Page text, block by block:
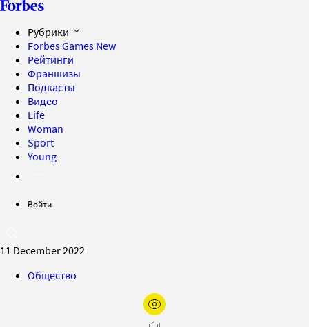
Рубрики
Forbes Games New
Рейтинги
Франшизы
Подкасты
Видео
Life
Woman
Sport
Young
Войти
11 December 2022
Общество